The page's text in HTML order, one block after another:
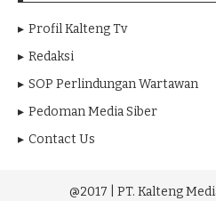
Profil Kalteng Tv
Redaksi
SOP Perlindungan Wartawan
Pedoman Media Siber
Contact Us
@2017 | PT. Kalteng